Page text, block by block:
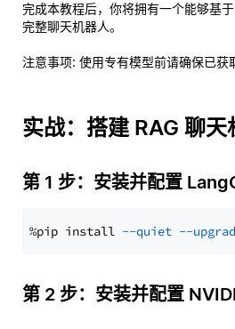
完成本教程后，你将拥有一个能够基
完整聊天机器人。
注意事项: 使用专有模型前请确保已获
实战：搭建 RAG 聊天
第 1 步：安装并配置
%pip install --quiet --
第 2 步：安装并配置